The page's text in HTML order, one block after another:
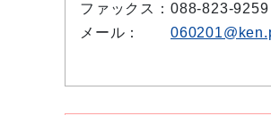
ファックス： 088-823-9259
メール：